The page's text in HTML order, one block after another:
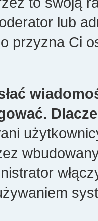
lub
przyzna Ci